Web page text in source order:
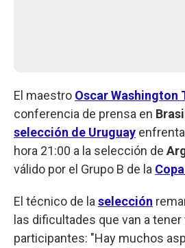
El maestro Oscar Washington
conferencia de prensa en
selección de Uruguay
hora 21:00 a la selección de
válido por el Grupo B de la
El técnico de la selección
las dificultades que van a
participantes: "Hay muchos